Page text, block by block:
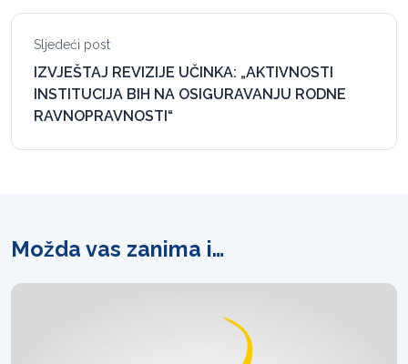
Sljedeći post
IZVJEŠTAJ REVIZIJE UČINKA: „AKTIVNOSTI
INSTITUCIJA BIH NA OSIGURAVANJU RODNE
RAVNOPRAVNOSTI“
Možda vas zanima i…